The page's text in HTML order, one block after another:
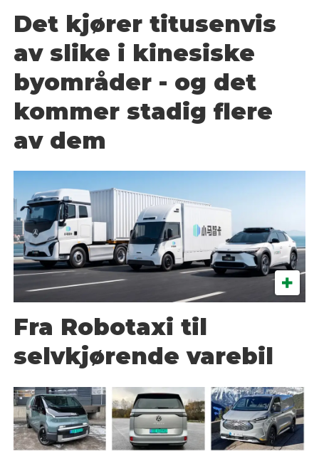
Det kjører titusenvis
av slike i kinesiske
byområder - og det
kommer stadig flere
av dem
Fra Robotaxi til
selvkjørende varebil